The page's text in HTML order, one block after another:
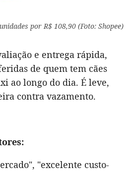
por R$ 108,90 (Foto: Shopee)
e entrega rápida,
de quem tem cães
ao longo do dia. É leve,
contra vazamento.
"excelente custo-